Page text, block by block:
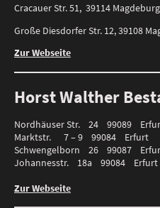
Cracauer Str. 51, 39114 Magdeburg
Große Diesdorfer Str. 12, 39108
Zur Webseite
Horst Walther
Nordhäuser Str. 24 99089
Marktstr. 7 – 9 99084 Erfurt
Schwengelborn 26 99087
Johannesstr. 18a 99084 Erfurt
Zur Webseite